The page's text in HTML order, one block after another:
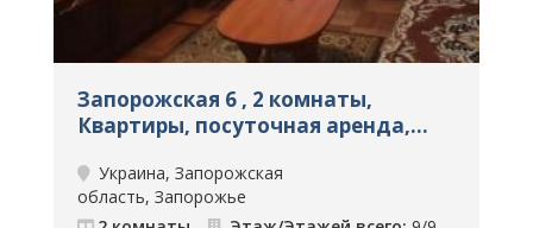
Запорожская 6 , 2 комнаты,
Квартиры, посуточная аренда,
Украина, Запорожская
область, Запорожье